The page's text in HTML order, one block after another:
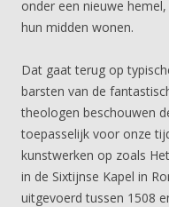
onder een nieuwe
hun midden wonen.
Dat gaat terug op
barsten van de
theologen beschouwen
toepasselijk voor onze
kunstwerken op zoals
in de Sixtijnse Kapel in
uitgevoerd tussen 1508